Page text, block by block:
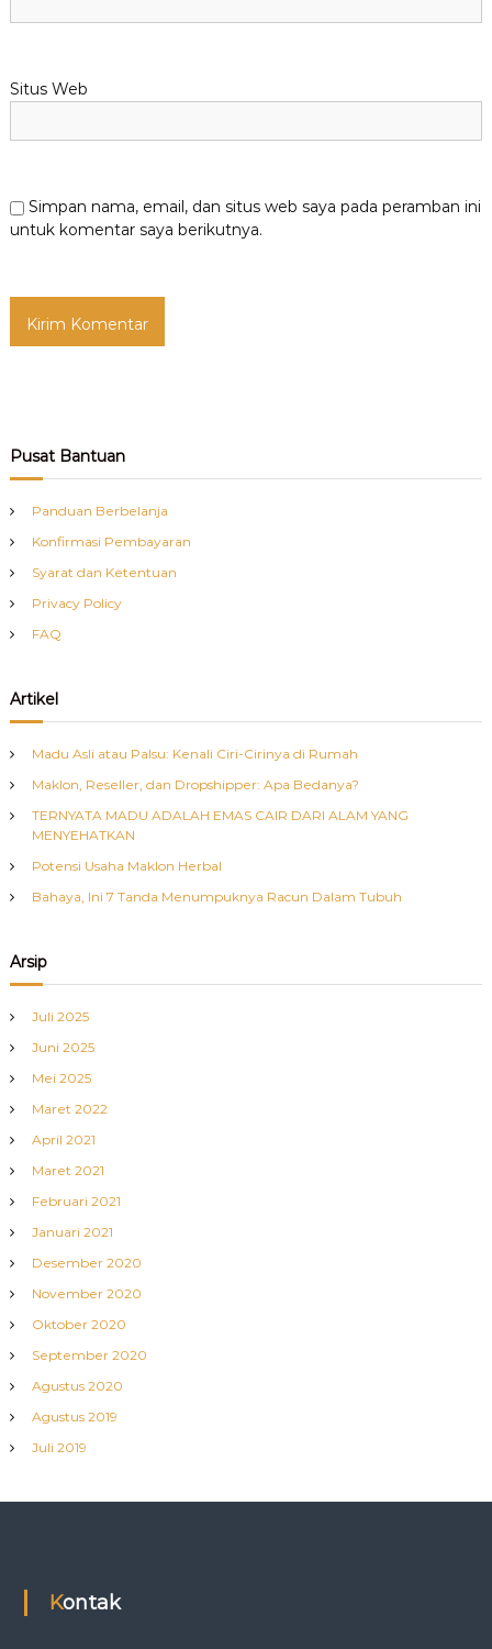
Situs Web
Simpan nama, email, dan situs web saya pada peramban ini
untuk komentar saya berikutnya.
Pusat Bantuan
Panduan Berbelanja
Konfirmasi Pembayaran
Syarat dan Ketentuan
Privacy Policy
FAQ
Artikel
Madu Asli atau Palsu: Kenali Ciri-Cirinya di Rumah
Maklon, Reseller, dan Dropshipper: Apa Bedanya?
TERNYATA MADU ADALAH EMAS CAIR DARI ALAM YANG
MENYEHATKAN
Potensi Usaha Maklon Herbal
Bahaya, Ini 7 Tanda Menumpuknya Racun Dalam Tubuh
Arsip
Juli 2025
Juni 2025
Mei 2025
Maret 2022
April 2021
Maret 2021
Februari 2021
Januari 2021
Desember 2020
November 2020
Oktober 2020
September 2020
Agustus 2020
Agustus 2019
Juli 2019
Kontak